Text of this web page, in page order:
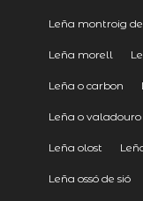
Leña montroig
Leña morell
Leña o carbon
Leña o valadouro
Leña olost
Leña ossó de sió